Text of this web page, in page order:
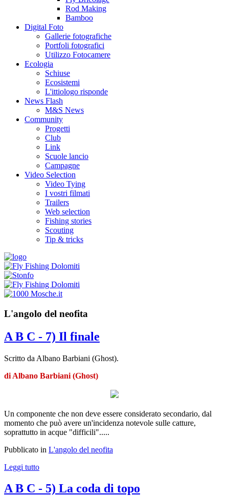
Rod Making
Bamboo
Digital Foto
Gallerie fotografiche
Portfoli fotografici
Utilizzo Fotocamere
Ecologia
Schiuse
Ecosistemi
L'ittiologo risponde
News Flash
M&S News
Community
Progetti
Club
Link
Scuole lancio
Campagne
Video Selection
Video Tying
I vostri filmati
Trailers
Web selection
Fishing stories
Scouting
Tip & tricks
L'angolo del neofita
A B C - 7) Il finale
Scritto da Albano Barbiani (Ghost).
di Albano Barbiani (Ghost)
Un componente che non deve essere considerato secondario, dal
momento che può avere un'incidenza notevole sulle catture,
soprattutto in acque "difficili".....
Pubblicato in L'angolo del neofita
Leggi tutto
A B C - 5) La coda di topo